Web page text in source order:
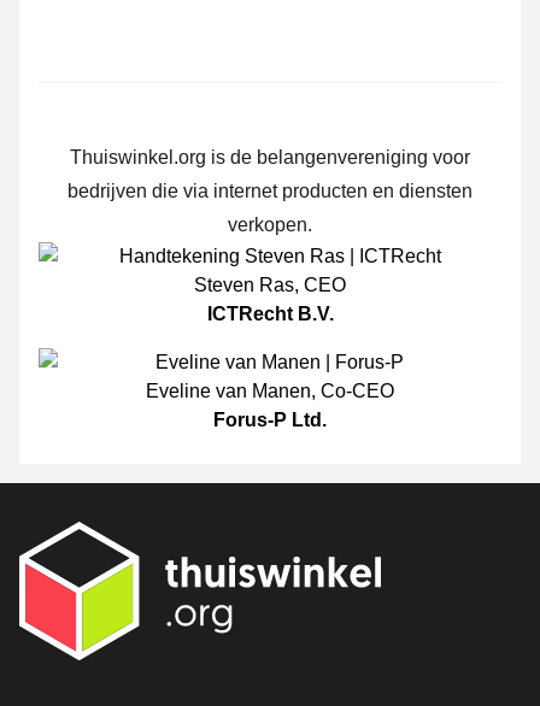
Thuiswinkel.org is de belangenvereniging voor
bedrijven die via internet producten en diensten
verkopen.
Steven Ras, CEO
ICTRecht B.V.
Eveline van Manen, Co-CEO
Forus-P Ltd.